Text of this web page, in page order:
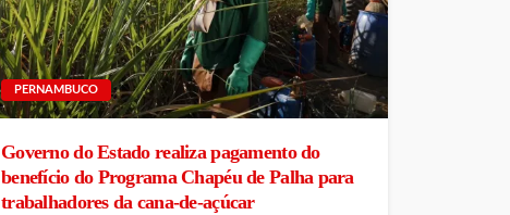
PERNAMBUCO
Governo do Estado realiza pagamento do
benefício do Programa Chapéu de Palha para
trabalhadores da cana-de-açúcar